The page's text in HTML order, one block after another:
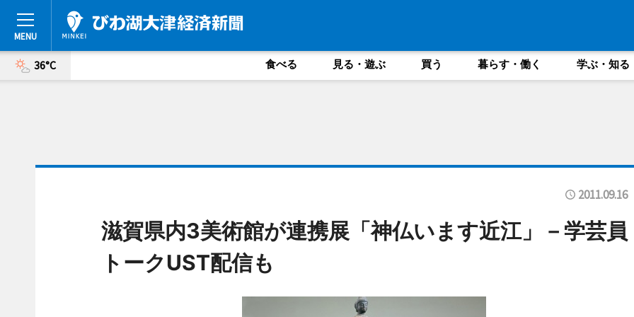
36°C 食べる 見る・遊ぶ 買う 暮らす・働く 学ぶ・知る
2011.09.16
滋賀県内3美術館が連携展「神仏います近江」－学芸員
トークUST配信も